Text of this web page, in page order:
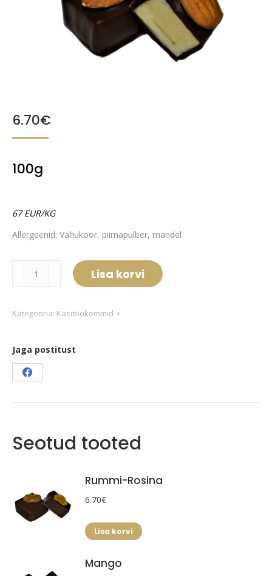
6.70€
100g
67 EUR/KG
Allergeenid: Vahukoor, piimapulber, mandel
Lisa korvi
Kategooria: Käsitöökommid
Jaga postitust
Share
on
Seotud tooted
Rummi-Rosina
6.70€
Lisa korvi
Mango